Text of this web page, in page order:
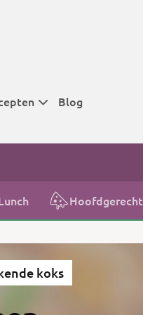
tijden
tijden
Blog
Hoofdgerecht
koks